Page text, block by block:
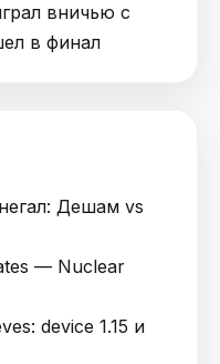
вничью с
в финал
Дешам vs
— Nuclear
device 1.15 и